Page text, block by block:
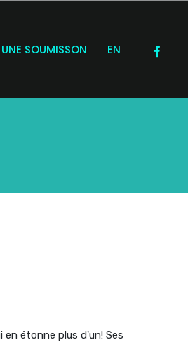
SOUMISSON EN
étonne plus d'un! Ses